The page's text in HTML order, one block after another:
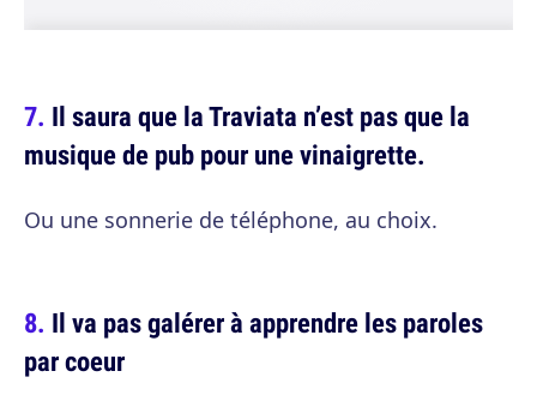
Il saura que la Traviata n’est pas que la
musique de pub pour une vinaigrette.
Ou une sonnerie de téléphone, au choix.
Il va pas galérer à apprendre les paroles
par coeur